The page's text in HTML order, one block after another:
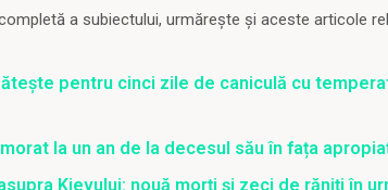
a subiectului, urmărește și aceste articole
pentru cinci zile de caniculă cu
la un an de la decesul său în fața
Kievului: nouă morți și zeci de răniți în